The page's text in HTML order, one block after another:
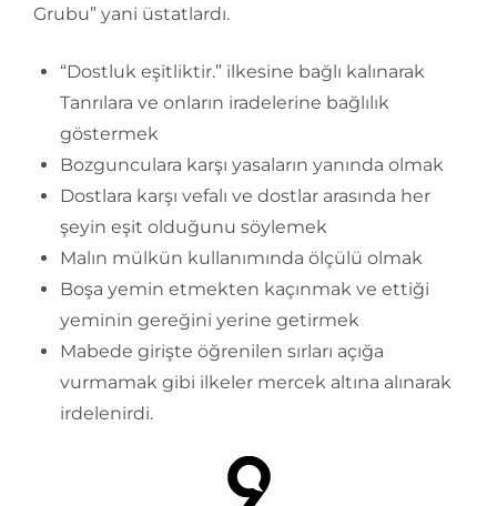
Grubu” yani üstatlardı.
“Dostluk eşitliktir.” ilkesine bağlı kalınarak
Tanrılara ve onların iradelerine bağlılık
göstermek
Bozgunculara karşı yasaların yanında olmak
Dostlara karşı vefalı ve dostlar arasında her
şeyin eşit olduğunu söylemek
Malın mülkün kullanımında ölçülü olmak
Boşa yemin etmekten kaçınmak ve ettiği
yeminin gereğini yerine getirmek
Mabede girişte öğrenilen sırları açığa
vurmamak gibi ilkeler mercek altına alınarak
irdelenirdi.